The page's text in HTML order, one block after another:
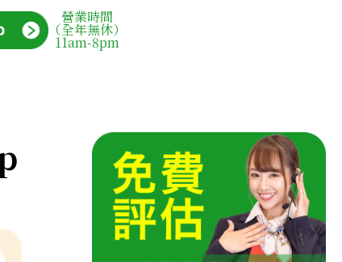
營業時間
（全年無休）
11am-8pm